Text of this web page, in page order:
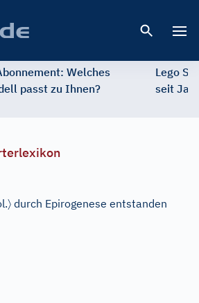
Welches
passt zu Ihnen?
Lego
seit
〉 durch Epirogenese entstanden